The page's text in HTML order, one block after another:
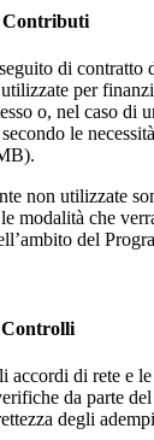
Contributi
di contratto
per
o, nel caso di
le
non utilizzate
modalità che
del
accordi di rete e
da parte
degli